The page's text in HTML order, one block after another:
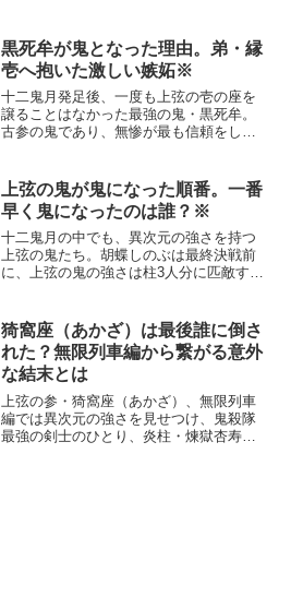
て、今回の記事は、十二鬼月(じゅうにき
づき)・上弦の参(じ...
黒死牟が鬼となった理由。弟・縁
壱へ抱いた激しい嫉妬※
十二鬼月発足後、一度も上弦の壱の座を
譲ることはなかった最強の鬼・黒死牟。
古参の鬼であり、無惨が最も信頼をして
さえも激しい恐怖を感じていました。実
は黒死牟は人間の時は鬼殺...
上弦の鬼が鬼になった順番。一番
早く鬼になったのは誰？※
十二鬼月の中でも、異次元の強さを持つ
上弦の鬼たち。胡蝶しのぶは最終決戦前
に、上弦の鬼の強さは柱3人分に匹敵する
したが、上弦の鬼はその強さから、百十
三年もの間顔ぶれが変わ...
猗窩座（あかざ）は最後誰に倒さ
れた？無限列車編から繋がる意外
な結末とは
上弦の参・猗窩座（あかざ）、無限列車
編では異次元の強さを見せつけ、鬼殺隊
最強の剣士のひとり、炎柱・煉獄杏寿郎